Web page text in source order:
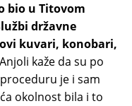
bio u Titovom
državne
kuvari, konobari,
kaže da su po
je i sam
okolnost bila i to